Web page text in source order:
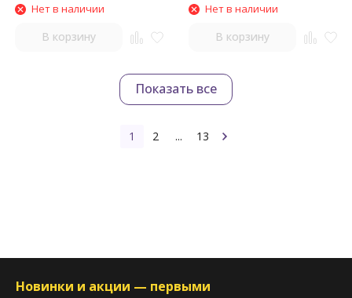
Нет в наличии
В корзину
Нет в наличии
В корзину
Показать все
1 2 ... 13
Новинки и акции — первыми